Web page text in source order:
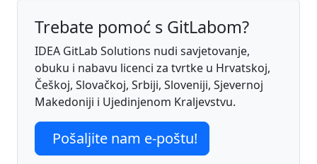
Trebate pomoć s GitLabom?
IDEA GitLab Solutions nudi savjetovanje,
obuku i nabavu licenci za tvrtke u Hrvatskoj,
Češkoj, Slovačkoj, Srbiji, Sloveniji, Sjevernoj
Makedoniji i Ujedinjenom Kraljevstvu.
Pošaljite nam e-poštu!